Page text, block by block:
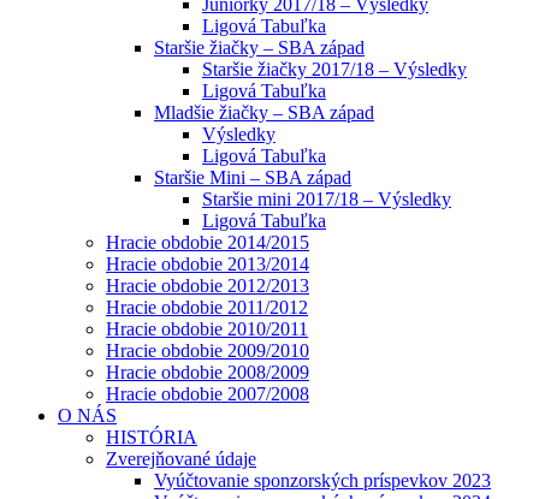
Ligová Tabuľka
Staršie žiačky – SBA západ
Staršie žiačky 2017/18 – Výsledky
Ligová Tabuľka
Mladšie žiačky – SBA západ
Výsledky
Ligová Tabuľka
Staršie Mini – SBA západ
Staršie mini 2017/18 – Výsledky
Ligová Tabuľka
Hracie obdobie 2014/2015
Hracie obdobie 2013/2014
Hracie obdobie 2012/2013
Hracie obdobie 2011/2012
Hracie obdobie 2010/2011
Hracie obdobie 2009/2010
Hracie obdobie 2008/2009
Hracie obdobie 2007/2008
O NÁS
HISTÓRIA
Zverejňované údaje
Vyúčtovanie sponzorských príspevkov 2023